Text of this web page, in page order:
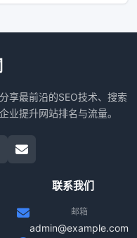
享最前沿的SEO技术、搜索
业提升网站排名与流量。
联系我们
邮箱
admin@example.com